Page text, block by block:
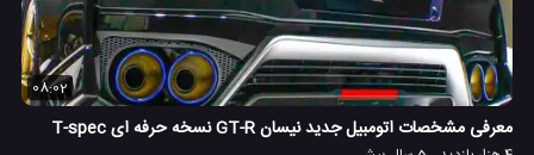
08:02
معرفی مشخصات اتومبیل جدید نیسان GT-R نسخه حرفه ای T-spec